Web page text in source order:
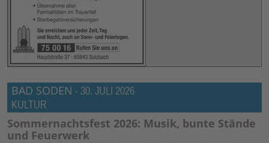
BAD SODEN - 30. JULI 2026
KULTUR
Sommernachtsfest 2026: Musik, bunte Stände
und Feuerwerk